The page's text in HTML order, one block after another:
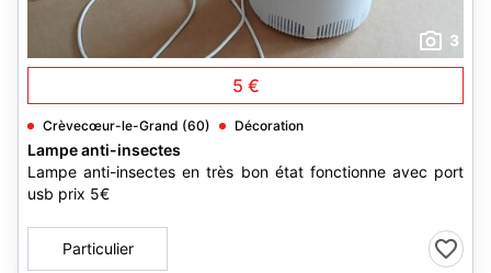
3
5 €
Crèvecœur-le-Grand (60) Décoration
Lampe anti-insectes
Lampe anti-insectes en très bon état fonctionne avec port
usb prix 5€
Particulier